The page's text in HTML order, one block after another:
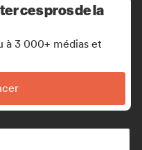
ces pros de la
à 3 000+ médias et